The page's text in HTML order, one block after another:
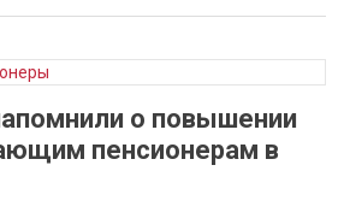
о повышении
пенсионерам в